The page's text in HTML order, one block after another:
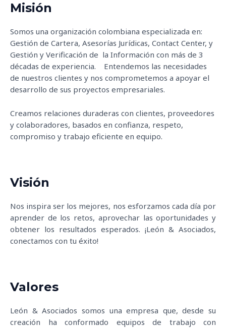
Misión
Somos una organización colombiana especializada en:
Gestión de Cartera, Asesorías Jurídicas, Contact Center, y
Gestión y Verificación de la Información con más de 3
décadas de experiencia. Entendemos las necesidades
de nuestros clientes y nos comprometemos a apoyar el
desarrollo de sus proyectos empresariales.
Creamos relaciones duraderas con clientes, proveedores
y colaboradores, basados en confianza, respeto,
compromiso y trabajo eficiente en equipo.
Visión
Nos inspira ser los mejores, nos esforzamos cada día por
aprender de los retos, aprovechar las oportunidades y
obtener los resultados esperados. ¡León & Asociados,
conectamos con tu éxito!
Valores
León & Asociados somos una empresa que, desde su
creación ha conformado equipos de trabajo con